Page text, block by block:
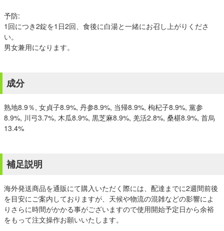
予防:
1回につき2錠を1日2回、食後に白湯と一緒にお召し上がりくださ
い。
男女兼用になります。
成分
熟地8.9％, 女貞子8.9%, 丹参8.9%, 当帰8.9%, 枸杞子8.9%, 黨参
8.9%, 川弓3.7%, 木瓜8.9%, 黒芝麻8.9%, 羌活2.8%, 桑椹8.9%, 首烏
13.4%
補足説明
海外発送商品を通販にて購入いただく際には、配達までに2週間前後
を目安にご案内しておりますが、天候や物流の混雑などの影響によ
りさらに時間がかかる事がございますので使用開始予定日から余裕
をもって注文操作お願いいたします。